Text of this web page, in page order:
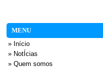
MENU
» Início
» NotÍcias
» Quem somos